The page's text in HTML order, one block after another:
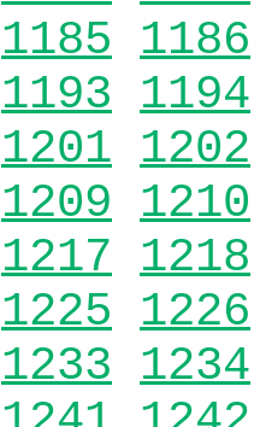
1185 1186
1193 1194
1201 1202
1209 1210
1217 1218
1225 1226
1233 1234